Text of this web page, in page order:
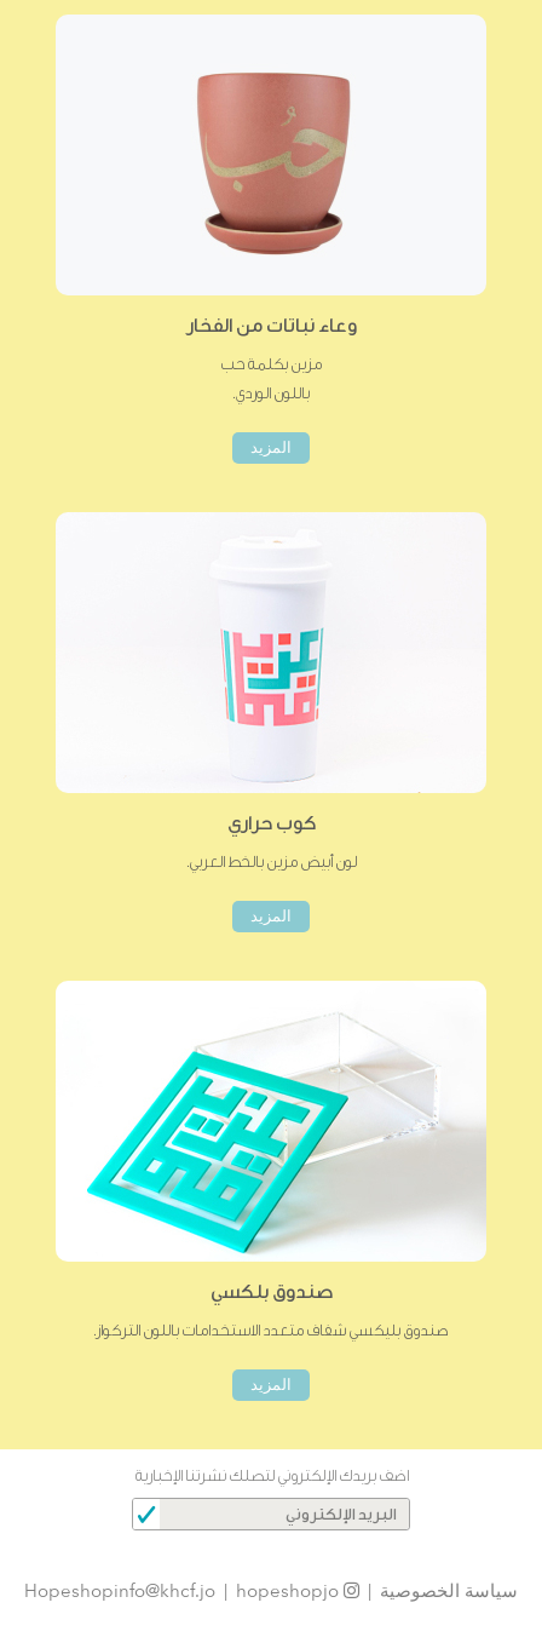
وعاء نباتات من الفخار
مزين بكلمة حب
باللون الوردي.
المزيد
كوب حراري
لون أبيض مزين بالخط العربي.
المزيد
صندوق بلكسي
صندوق بليكسي شفاف متعدد الاستخدامات باللون التركواز.
المزيد
اضف بريدك الإلكتروني لتصلك نشرتنا الإخبارية
Hopeshopinfo@khcf.jo | hopeshopjo | سياسة الخصوصية